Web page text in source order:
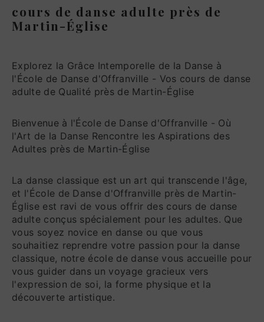
cours de danse adulte près de
Martin-Église
Explorez la Grâce Intemporelle de la Danse à
l'École de Danse d'Offranville - Vos cours de danse
adulte de Qualité près de Martin-Église
Bienvenue à l'École de Danse d'Offranville - Où
l'Art de la Danse Rencontre les Aspirations des
Adultes près de Martin-Église
La danse classique est un art qui transcende l'âge,
et l'École de Danse d'Offranville près de Martin-
Église est ravi de vous offrir des cours de danse
adulte conçus spécialement pour les adultes. Que
vous soyez novice en danse ou que vous
souhaitiez reprendre votre passion pour la danse
classique, notre école de danse vous accueille pour
vous guider dans un voyage gracieux vers
l'expression de soi, la forme physique et la
découverte artistique.